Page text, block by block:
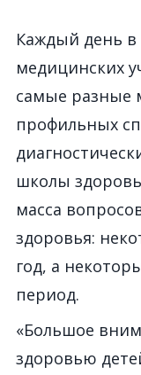
Каждый день в
медицинских
самые разные
профильных
школы
масса
здоровья:
год, а
период.
«Большое
здоровью